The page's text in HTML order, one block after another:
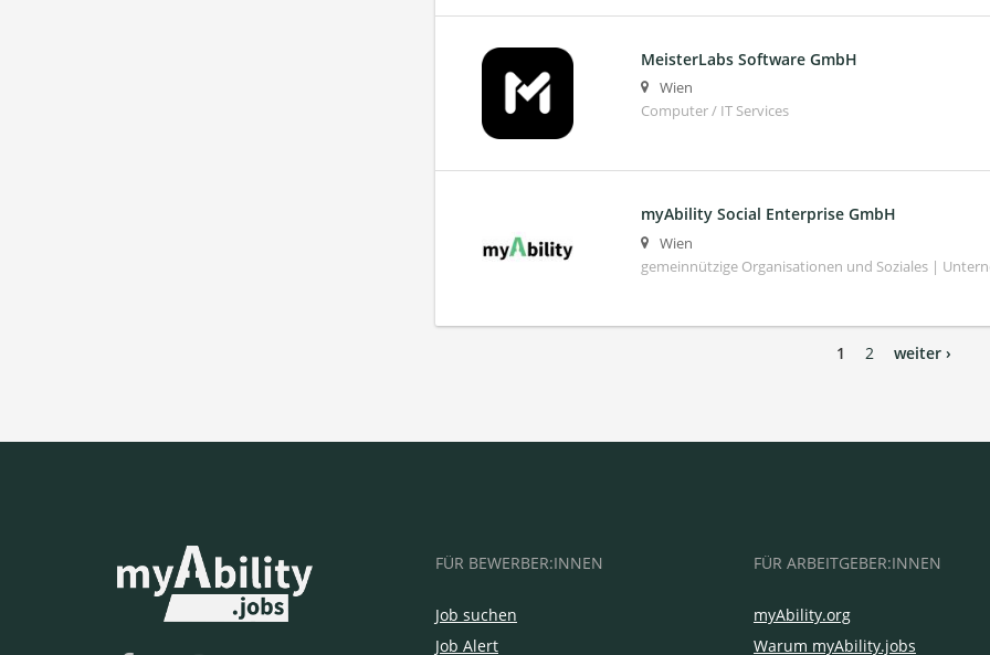
MeisterLabs Software GmbH
Wien
Computer / IT Services
myAbility Social Enterprise GmbH
Wien
gemeinnützige Organisationen und Soziales |
1 2 weiter ›
FÜR BEWERBER:INNEN
Job suchen
Job Alert
FÜR ARBEITGEBER:INNEN
myAbility.org
Warum myAbility.jobs